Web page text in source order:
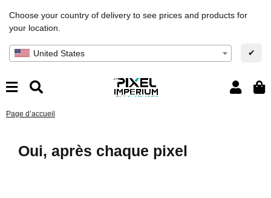
Choose your country of delivery to see prices and products for
your location.
United States ✔
Page d’accueil
Oui, après chaque pixel